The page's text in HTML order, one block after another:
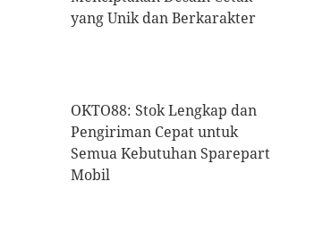
yang Unik dan Berkarakter
OKTO88: Stok Lengkap dan
Pengiriman Cepat untuk
Semua Kebutuhan Sparepart
Mobil